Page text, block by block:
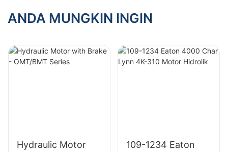
untuk Rexroth
untuk Rexroth
ANDA MUNGKIN INGIN
Hydraulic Motor
109-1234 Eaton